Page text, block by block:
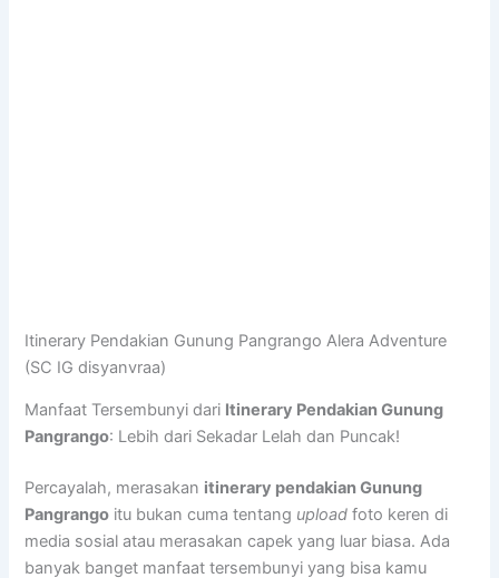
Itinerary Pendakian Gunung Pangrango Alera Adventure
(SC IG disyanvraa)
Manfaat Tersembunyi dari Itinerary Pendakian Gunung
Pangrango: Lebih dari Sekadar Lelah dan Puncak!
Percayalah, merasakan itinerary pendakian Gunung
Pangrango itu bukan cuma tentang upload foto keren di
media sosial atau merasakan capek yang luar biasa. Ada
banyak banget manfaat tersembunyi yang bisa kamu